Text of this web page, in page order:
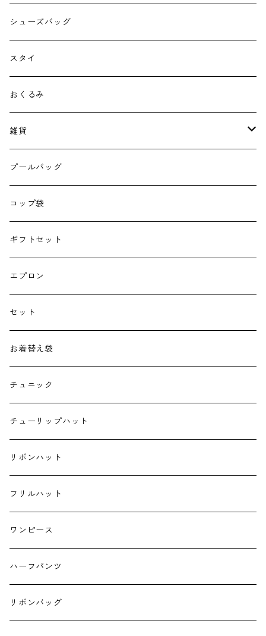
シューズバッグ
スタイ
おくるみ
雑貨
エコバッグ
巾着
授乳クッション
よだれカバー
抱っこ紐
子供用バッグ
ポケットティッシュケース
ハンカチ
ランチクロス
お弁当袋
キーホルダー
プールバッグ
コップ袋
ギフトセット
エプロン
セット
お着替え袋
チュニック
チューリップハット
リボンハット
フリルハット
ワンピース
ハーフパンツ
リボンバッグ